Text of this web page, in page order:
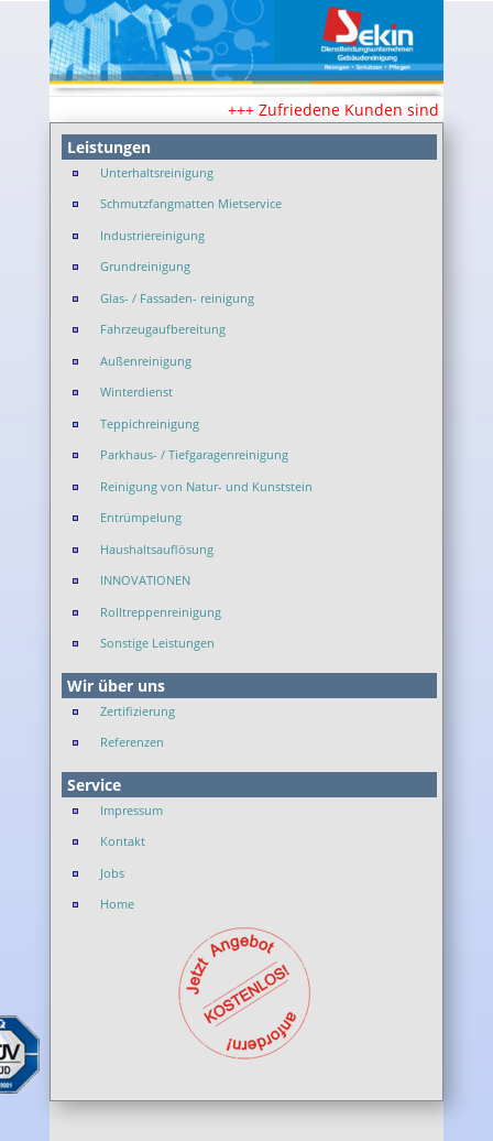
+++ Zufriedene Kunden sind unsere
Leistungen
Unterhaltsreinigung
Schmutzfangmatten Mietservice
Industriereinigung
Grundreinigung
Glas- / Fassaden- reinigung
Fahrzeugaufbereitung
Außenreinigung
Winterdienst
Teppichreinigung
Parkhaus- / Tiefgaragenreinigung
Reinigung von Natur- und Kunststein
Entrümpelung
Haushaltsauflösung
INNOVATIONEN
Rolltreppenreinigung
Sonstige Leistungen
Wir über uns
Zertifizierung
Referenzen
Service
Impressum
Kontakt
Jobs
Home